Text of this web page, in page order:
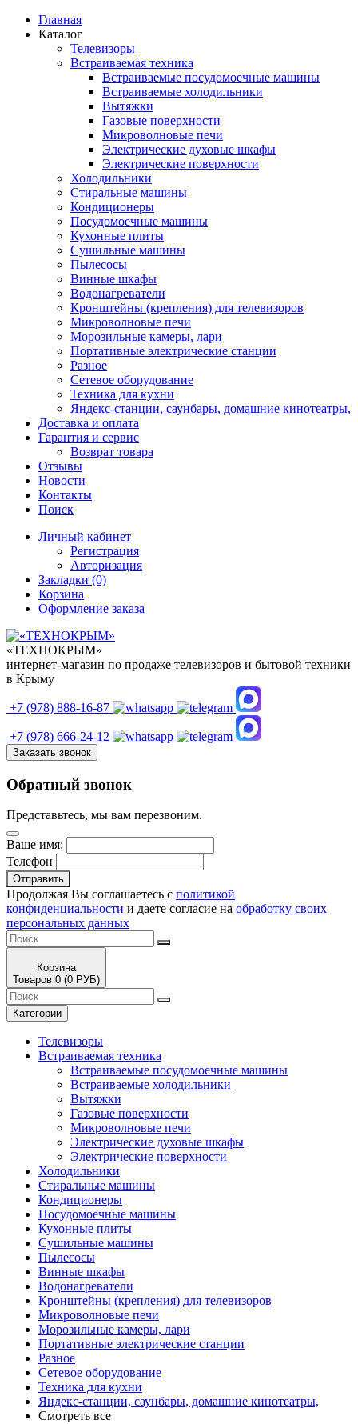
Главная
Каталог
Телевизоры
Встраиваемая техника
Встраиваемые посудомоечные машины
Встраиваемые холодильники
Вытяжки
Газовые поверхности
Микроволновые печи
Электрические духовые шкафы
Электрические поверхности
Холодильники
Стиральные машины
Кондиционеры
Посудомоечные машины
Кухонные плиты
Сушильные машины
Пылесосы
Винные шкафы
Водонагреватели
Кронштейны (крепления) для телевизоров
Микроволновые печи
Морозильные камеры, лари
Портативные электрические станции
Разное
Сетевое оборудование
Техника для кухни
Яндекс-станции, саунбары, домашние кинотеатры,
Доставка и оплата
Гарантия и сервис
Возврат товара
Отзывы
Новости
Контакты
Поиск
Личный кабинет
Регистрация
Авторизация
Закладки (0)
Корзина
Оформление заказа
«ТЕХНОКРЫМ»
интернет-магазин по продаже телевизоров и бытовой техники
в Крыму
+7 (978) 888-16-87
+7 (978) 666-24-12
Заказать звонок
Обратный звонок
Представьтесь, мы вам перезвоним.
Ваше имя:
Телефон
Отправить
Продолжая Вы соглашаетесь с политикой
конфиденциальности и даете согласие на обработку своих
персональных данных
Корзина
Товаров 0 (0 РУБ)
Категории
Телевизоры
Встраиваемая техника
Встраиваемые посудомоечные машины
Встраиваемые холодильники
Вытяжки
Газовые поверхности
Микроволновые печи
Электрические духовые шкафы
Электрические поверхности
Холодильники
Стиральные машины
Кондиционеры
Посудомоечные машины
Кухонные плиты
Сушильные машины
Пылесосы
Винные шкафы
Водонагреватели
Кронштейны (крепления) для телевизоров
Микроволновые печи
Морозильные камеры, лари
Портативные электрические станции
Разное
Сетевое оборудование
Техника для кухни
Яндекс-станции, саунбары, домашние кинотеатры,
Смотреть все